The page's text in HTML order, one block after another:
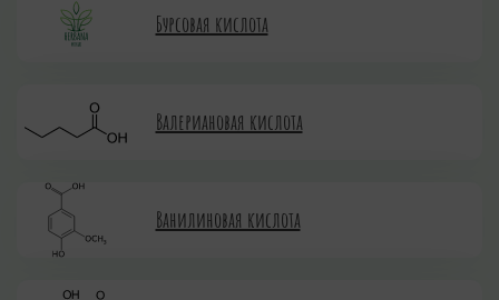
Бурсовая кислота
Валериановая кислота
Ванилиновая кислота